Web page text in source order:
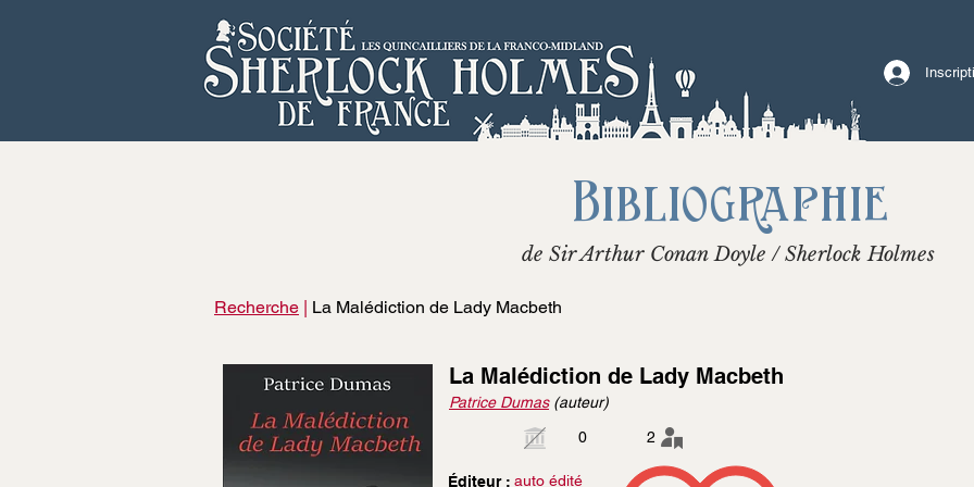
Bibliographie
de Sir Arthur Conan Doyle / Sherlock Holmes
Recherche | La Malédiction de Lady Macbeth
La Malédiction de Lady Macbeth
Patrice Dumas(auteur)
0
2
Éditeur : auto édité